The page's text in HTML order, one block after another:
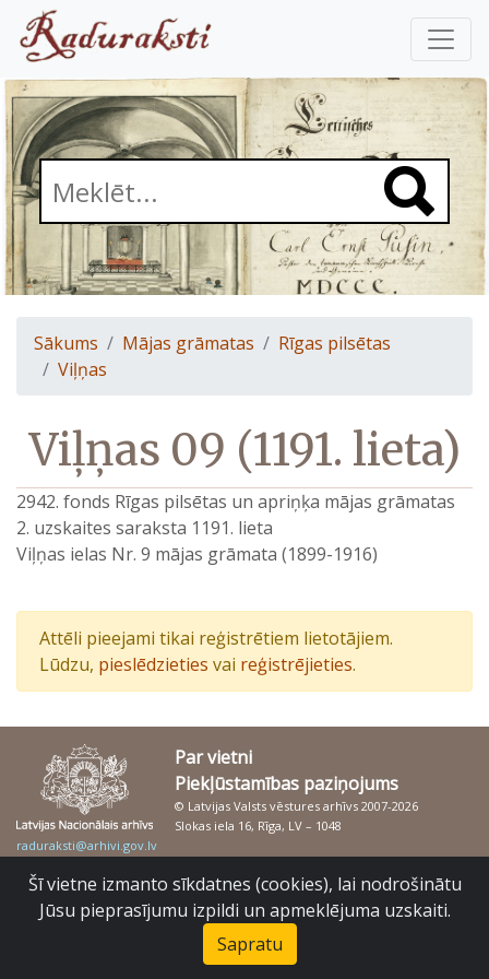
Sākums Mājas grāmatas
Rīgas pilsētas
Viļņas
Viļņas 09 (1191. lieta)
2942. fonds Rīgas pilsētas un apriņķa mājas grāmatas
2. uzskaites saraksta 1191. lieta
Viļņas ielas Nr. 9 mājas grāmata (1899-1916)
Attēli pieejami tikai reģistrētiem lietotājiem.
Lūdzu, pieslēdzieties vai reģistrējieties.
Par vietni
Piekļūstamības paziņojums
© Latvijas Valsts vēstures arhīvs 2007-2026
Slokas iela 16, Rīga, LV – 1048
raduraksti@arhivi.gov.lv
Šī vietne izmanto sīkdatnes (cookies), lai nodrošinātu
Jūsu pieprasījumu izpildi un apmeklējuma uzskaiti.
Sapratu